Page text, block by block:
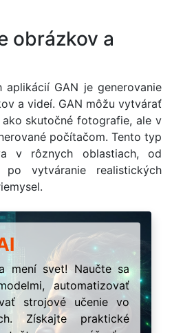
obrázkov a
aplikácií GAN je generovanie
a videí. GAN môžu vytvárať
skutočné fotografie, ale v
počítačom. Tento typ
v rôznych oblastiach, od
po vytváranie realistických
mení svet! Naučte sa
automatizovať
strojové učenie vo
Získajte praktické